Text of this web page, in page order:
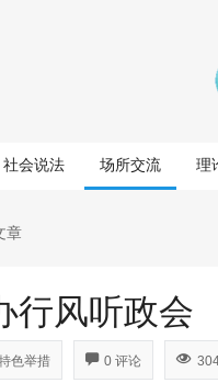
社会说法 场所交流 理
章
行风听政会
色举措 0 评论